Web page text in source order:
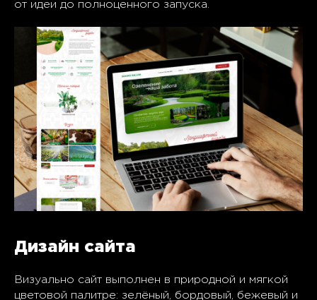
от идеи до полноценного запуска.
Дизайн сайта
Визуально сайт выполнен в природной и мягкой
цветовой палитре: зелёный, бордовый, бежевый и